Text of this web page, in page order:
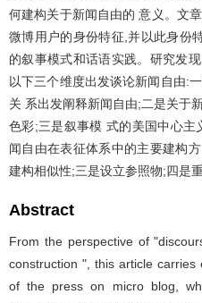
何建构关于新闻自由的 意义。文
微博用户的身份特征,并以此身份
的叙事模式和话语实践。研究发
以下三个维度出发谈论新闻自由:
关 系出发阐释新闻自由;二是关于
色彩;三是叙事模 式的美国中心
闻自由在表征体系中的主要建构
建构相似性;三是设立参照物;四是
Abstract
From the perspective of
construction ", this article
of the press on micro blog,